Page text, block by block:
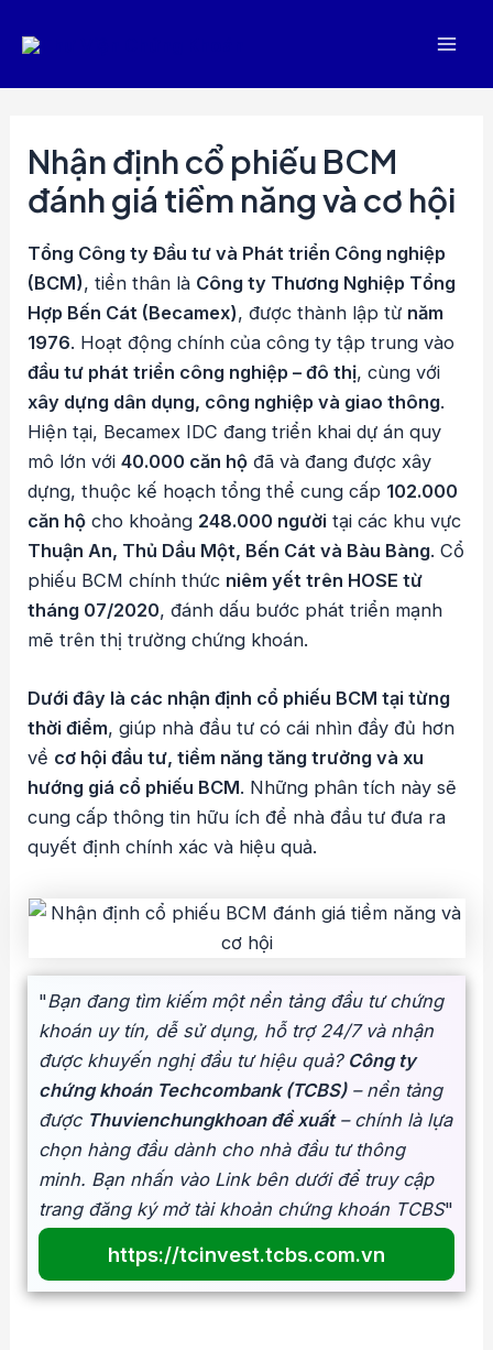
Nhận định cổ phiếu BCM
đánh giá tiềm năng và cơ hội
Tổng Công ty Đầu tư và Phát triển Công nghiệp
(BCM), tiền thân là Công ty Thương Nghiệp Tổng
Hợp Bến Cát (Becamex), được thành lập từ năm
1976. Hoạt động chính của công ty tập trung vào
đầu tư phát triển công nghiệp – đô thị, cùng với
xây dựng dân dụng, công nghiệp và giao thông.
Hiện tại, Becamex IDC đang triển khai dự án quy
mô lớn với40.000 căn hộ đã và đang được xây
dựng, thuộc kế hoạch tổng thể cung cấp 102.000
căn hộ cho khoảng 248.000 người tại các khu vực
Thuận An, Thủ Dầu Một, Bến Cát và Bàu Bàng. Cổ
phiếu BCM chính thức niêm yết trên HOSE từ
tháng 07/2020, đánh dấu bước phát triển mạnh
mẽ trên thị trường chứng khoán.
Dưới đây là các nhận định cổ phiếu BCM tại từng
thời điểm, giúp nhà đầu tư có cái nhìn đầy đủ hơn
về cơ hội đầu tư, tiềm năng tăng trưởng và xu
hướng giá cổ phiếu BCM. Những phân tích này sẽ
cung cấp thông tin hữu ích để nhà đầu tư đưa ra
quyết định chính xác và hiệu quả.
"Bạn đang tìm kiếm một nền tảng đầu tư chứng
khoán uy tín, dễ sử dụng, hỗ trợ 24/7 và nhận
được khuyến nghị đầu tư hiệu quả? Công ty
chứng khoán Techcombank (TCBS)– nền tảng
được Thuvienchungkhoan đề xuất– chính là lựa
chọn hàng đầu dành cho nhà đầu tư thông
minh. Bạn nhấn vào Link bên dưới để truy cập
trang đăng ký mở tài khoản chứng khoán TCBS"
https://tcinvest.tcbs.com.vn